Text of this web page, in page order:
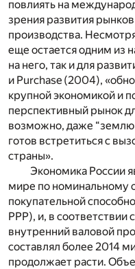
повлиять на
зрения развития
производства.
еще остается одним из
на него, так и для
и Purchase (2004),
крупной экономикой и
перспективный рынок
возможно, даже “землю
готов встретиться с
страны».
Экономика России
мире по номинальному
покупательной
PPP), и, в соответствии
внутренний валовой
составлял более 2014
продолжает расти.